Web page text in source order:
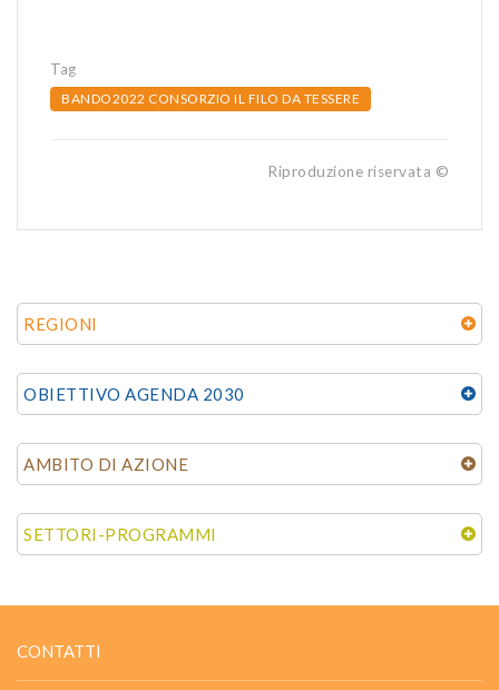
Tag
BANDO2022 CONSORZIO IL FILO DA TESSERE
Riproduzione riservata ©
REGIONI
OBIETTIVO AGENDA 2030
AMBITO DI AZIONE
SETTORI-PROGRAMMI
CONTATTI